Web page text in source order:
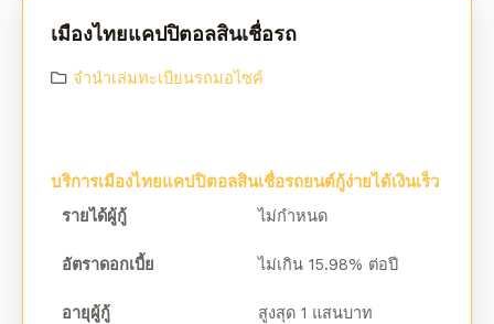
เมืองไทยแคปปิตอลสินเชื่อรถ
จํานําเล่มทะเบียนรถมอไซค์
บริการเมืองไทยแคปปิตอลสินเชื่อรถยนต์กู้ง่ายได้เงินเร็ว
รายได้ผู้กู้ ไม่กำหนด
อัตราดอกเบี้ย ไม่เกิน 15.98% ต่อปี
อายุผู้กู้ สูงสุด 1 แสนบาท